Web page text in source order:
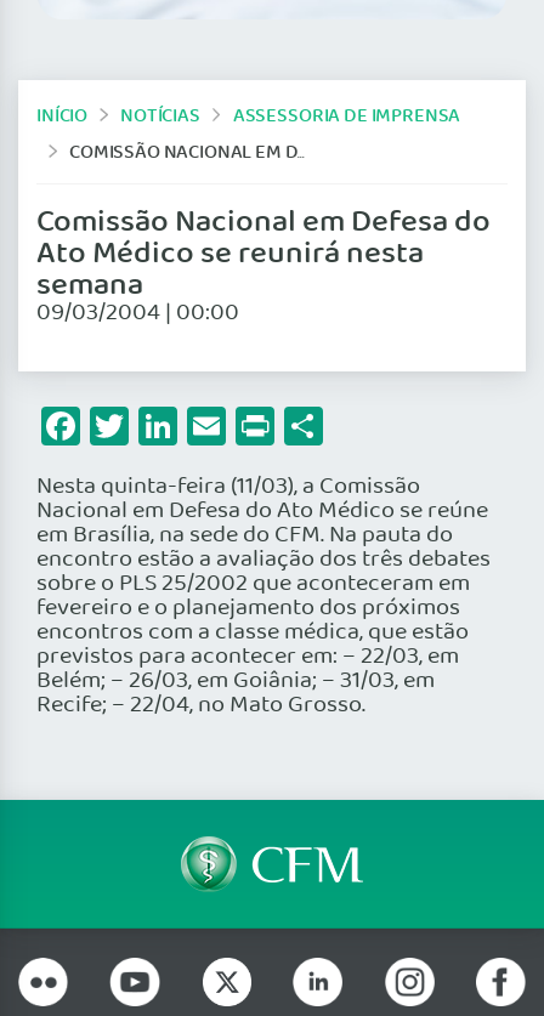
INÍCIO NOTÍCIAS
ASSESSORIA DE IMPRENSA
COMISSÃO NACIONAL EM DEFESA DO ATO MÉDICO SE REUNIRÁ NESTA SEMANA
Comissão Nacional em Defesa do
Ato Médico se reunirá nesta
semana
09/03/2004 | 00:00
Facebook
Twitter
LinkedIn
Email
Print
Nesta quinta-feira (11/03), a Comissão
Nacional em Defesa do Ato Médico se reúne
em Brasília, na sede do CFM. Na pauta do
encontro estão a avaliação dos três debates
sobre o PLS 25/2002 que aconteceram em
fevereiro e o planejamento dos próximos
encontros com a classe médica, que estão
previstos para acontecer em: – 22/03, em
Belém; – 26/03, em Goiânia; – 31/03, em
Recife; – 22/04, no Mato Grosso.